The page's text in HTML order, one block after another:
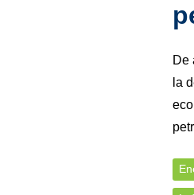
De
la